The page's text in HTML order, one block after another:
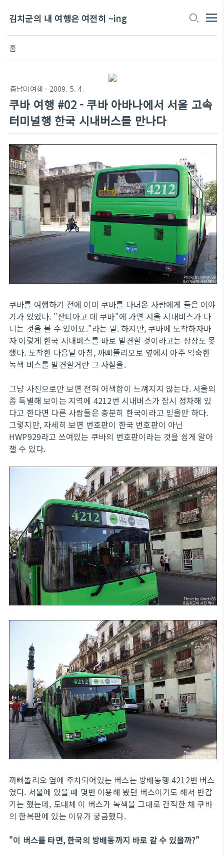
김치군의 내 여행은 여전히 ~ing
홈
중남미여행 · 2009. 5. 4.
쿠바 여행 #02 - 쿠바 아바나에서 서울 고속
터미널행 한국 시내버스를 만나다
쿠바를 여행하기 전에 이미 쿠바를 다녀온 사람에게 들은 이야
기가 있었다. "산티아고 데 쿠바"에 가면 서울 시내버스가 다
니는 것을 볼 수 있어요."라는 말. 하지만, 쿠바에 도착하자마
자 이렇게 한국 시내버스를 바로 발견할 것이라고는 상상도 못
했다. 도착한 다음날 아침, 까삐똘리오로 옆에서 아주 익숙한
녹색 버스를 발견할거란 그 사실을.
그냥 사진으로만 보면 전혀 어색함이 느껴지지 않는다. 서울의
좀 특별해 보이는 지역에 4212번 시내버스가 잠시 정차해 있
다고 한다면 다른 사람들은 충분히 한국이라고 믿을만 하다.
그렇지만, 자세히 보면 번호판이 한국 번호판이 아닌
HWP929라고 쓰여있는 쿠바의 번호판이라는 것을 쉽게 알아
챌 수 있다.
까삐똘리오 옆에 주차되어있는 버스는 방배동행 4212번 버스
였다. 서울에 있을 때 몇번 이용해 봤던 버스이기도 해서 반갑
기는 했는데, 도대체 이 버스가 녹색을 그대로 간직한 채 쿠바
의 한복판에 있는 이유가 궁금했다.
"이 버스를 타면, 한국의 방배동까지 바로 갈 수 있을까?"